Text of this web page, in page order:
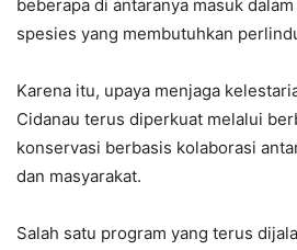
beberapa di antaranya masuk
spesies yang membutuhkan
Karena itu, upaya menjaga
Cidanau terus diperkuat melalui
konservasi berbasis kolaborasi
dan masyarakat.
Salah satu program yang terus